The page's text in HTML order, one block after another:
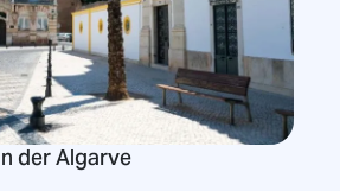
der Algarve